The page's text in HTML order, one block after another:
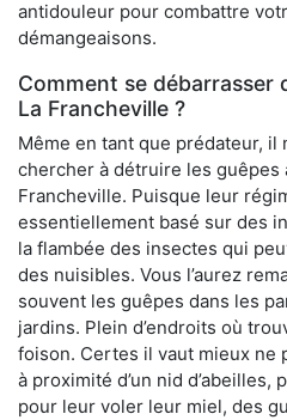
antidouleur pour combattre
démangeaisons.
Comment se débarrasser
La Francheville ?
Même en tant que prédateur, il
chercher à détruire les guêpes
Francheville. Puisque leur
essentiellement basé sur des
la flambée des insectes qui
des nuisibles. Vous l’aurez
souvent les guêpes dans les
jardins. Plein d’endroits où
foison. Certes il vaut mieux ne
à proximité d’un nid d’abeilles,
pour leur voler leur miel, des